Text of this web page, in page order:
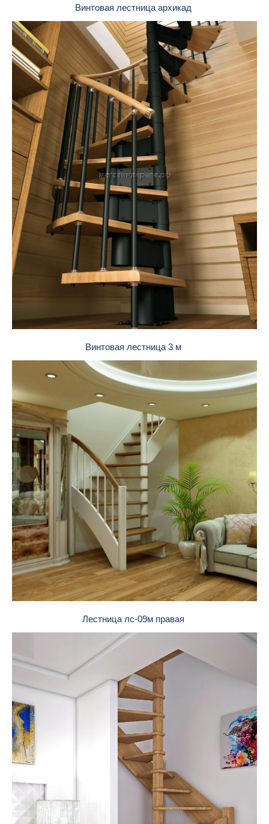
Винтовая лестница архикад
Винтовая лестница 3 м
Лестница лс-09м правая